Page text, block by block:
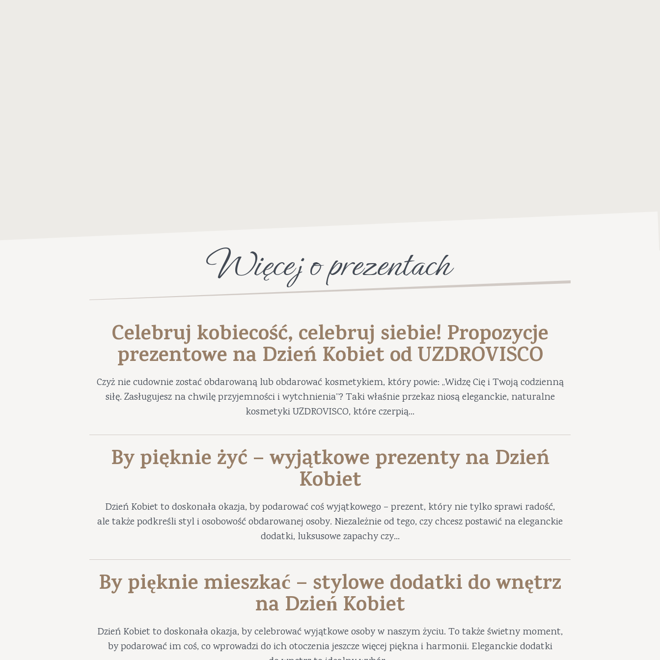
Więcej o prezentach
Celebruj kobiecość, celebruj siebie! Propozycje
prezentowe na Dzień Kobiet od UZDROVISCO
Czyż nie cudownie zostać obdarowaną lub obdarować kosmetykiem, który powie: „Widzę Cię i Twoją codzienną
siłę. Zasługujesz na chwilę przyjemności i wytchnienia”? Taki właśnie przekaz niosą eleganckie, naturalne
kosmetyki UZDROVISCO, które czerpią...
By pięknie żyć – wyjątkowe prezenty na Dzień
Kobiet
Dzień Kobiet to doskonała okazja, by podarować coś wyjątkowego – prezent, który nie tylko sprawi radość,
ale także podkreśli styl i osobowość obdarowanej osoby. Niezależnie od tego, czy chcesz postawić na eleganckie
dodatki, luksusowe zapachy czy...
By pięknie mieszkać – stylowe dodatki do wnętrz
na Dzień Kobiet
Dzień Kobiet to doskonała okazja, by celebrować wyjątkowe osoby w naszym życiu. To także świetny moment,
by podarować im coś, co wprowadzi do ich otoczenia jeszcze więcej piękna i harmonii. Eleganckie dodatki